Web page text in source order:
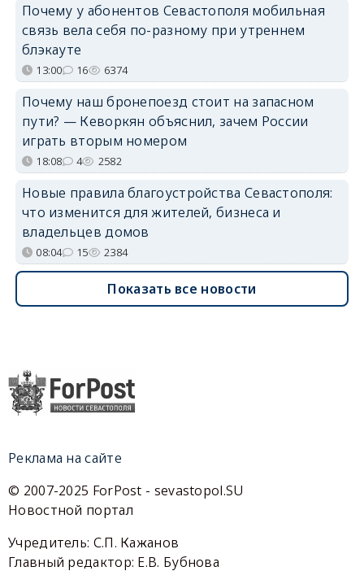
Почему у абонентов Севастополя мобильная
связь вела себя по-разному при утреннем
блэкауте
13:00 16 6374
Почему наш бронепоезд стоит на запасном
пути? — Кеворкян объяснил, зачем России
играть вторым номером
18:08 4 2582
Новые правила благоустройства Севастополя:
что изменится для жителей, бизнеса и
владельцев домов
08:04 15 2384
Показать все новости
Реклама на сайте
© 2007-2025 ForPost - sevastopol.SU
Новостной портал
Учредитель: С.П. Кажанов
Главный редактор: Е.В. Бубнова